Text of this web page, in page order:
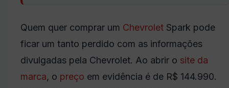
Quem quer comprar um Chevrolet Spark pode
ficar um tanto perdido com as informações
divulgadas pela Chevrolet. Ao abrir o site da
marca, o preço em evidência é de R$ 144.990.